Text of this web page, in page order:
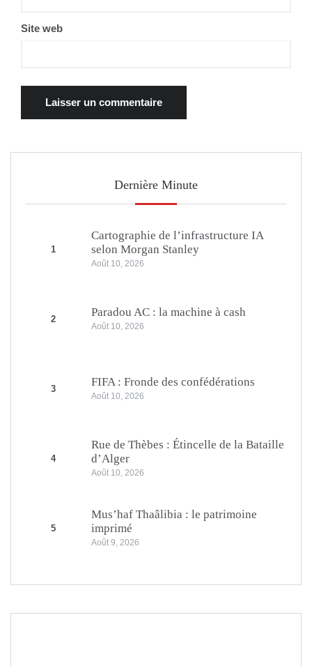
Site web
Dernière Minute
1
Cartographie de l’infrastructure IA
selon Morgan Stanley
Août 10, 2026
2
Paradou AC : la machine à cash
Août 10, 2026
3
FIFA : Fronde des confédérations
Août 10, 2026
4
Rue de Thèbes : Étincelle de la Bataille
d’Alger
Août 10, 2026
5
Mus’haf Thaâlibia : le patrimoine
imprimé
Août 9, 2026